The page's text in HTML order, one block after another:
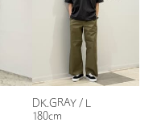
DK.GRAY / L
180cm